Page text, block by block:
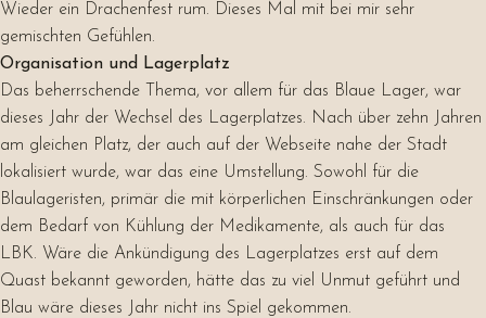
Wieder ein Drachenfest rum. Dieses Mal mit bei mir sehr
gemischten Gefühlen.
Organisation und Lagerplatz
Das beherrschende Thema, vor allem für das Blaue Lager, war
dieses Jahr der Wechsel des Lagerplatzes. Nach über zehn Jahren
am gleichen Platz, der auch auf der Webseite nahe der Stadt
lokalisiert wurde, war das eine Umstellung. Sowohl für die
Blaulageristen, primär die mit körperlichen Einschränkungen oder
dem Bedarf von Kühlung der Medikamente, als auch für das
LBK. Wäre die Ankündigung des Lagerplatzes erst auf dem
Quast bekannt geworden, hätte das zu viel Unmut geführt und
Blau wäre dieses Jahr nicht ins Spiel gekommen.